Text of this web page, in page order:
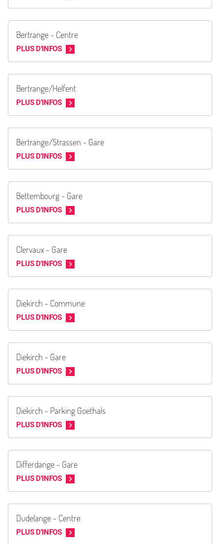
Bertrange - Centre
PLUS D'INFOS
Bertrange/Helfent
PLUS D'INFOS
Bertrange/Strassen - Gare
PLUS D'INFOS
Bettembourg - Gare
PLUS D'INFOS
Clervaux - Gare
PLUS D'INFOS
Diekirch - Commune
PLUS D'INFOS
Diekirch - Gare
PLUS D'INFOS
Diekirch - Parking Goethals
PLUS D'INFOS
Differdange - Gare
PLUS D'INFOS
Dudelange - Centre
PLUS D'INFOS